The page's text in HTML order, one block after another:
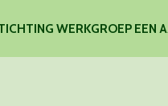
WERKGROEP EEN